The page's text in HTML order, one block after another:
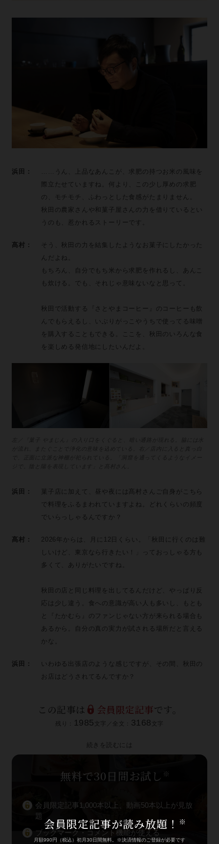
浜田：
……うん、上品なあんこが、求肥の持つお米の風味を
際立たせていますね。何より、この少し厚めの求肥
の、モチモチ、ふわっとした食感がたまりません。
秋田の農家さんや和菓子屋さんの力を借りているとい
うのも、惹かれるストーリーです。
髙村：
そう、秋田の力を結集したようなお菓子にしたかった
んだよね。
もちろん、自分でもち米から求肥を作れるし、あんこ
も炊ける。でも、それじゃ意味ないなと思って。
秋田で活動する『さとやまコーヒー』のコーヒーも飲
んでもらえるし、いぶりがっこやうちで使ってる味噌
を購入することもできる。ここを、秋田のいろんな食
を楽しめる発信地にしたいんだよ。
浜田：
菓子店に加えて、昼や夜には髙村さんご自身がこちら
で料理をふるまわれていますよね。どれくらいの頻度
でいらっしゃるんですか？
髙村：
2026年からは、月に12日くらい。「秋田に行くのは難
しいけど、東京なら行きたい！」っておっしゃる方も
多くて、ありがたいですね。
秋田の店と同じ料理を出してるんだけど、やっぱり反
応は少し違う。食への意識が高い人も多いし、もとも
と『たかむら』のファンじゃない方が来られる場合も
あるから。自分の真の実力が試される場所だと言える
かな。
浜田：
いわゆる出張店のような感じですが、その間、秋田の
お店はどうされてるんですか？
この記事は 会員限定記事です。
残り： 1985 文字／全文： 3168 文字
続きを読むには
無料で30日間お試し ※
会員限定記事1,000本以上、動画50本以上が見放
題
ブックマーク・コメント機能が使える
会員限定記事が読み放題！ ※
月額990円（税込）初月30日間無料。※決済情報のご登録が必要です